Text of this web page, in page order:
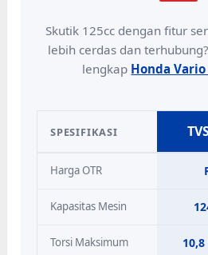
Skutik 125cc dengan fitur
lebih cerdas dan
lengkap Honda
SPESIFIKASI
Harga OTR
Kapasitas Mesin
Torsi Maksimum